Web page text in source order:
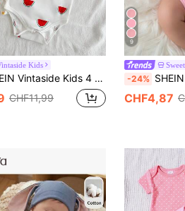
Kids
Neugeborenen Baby Mädchen Strampler, Wassermelone, Zitrone, Pilz, Kirsche Muster, Frühling/Sommer Landstil Mode vielseitig elegant niedlich bequemes weiches Material Outfits
CHF11,99
9
-24% SHEIN Baby Mädchen Neugeborene Rosa "Ich bin das Mädchen meines Papas UND die
CHF4,87